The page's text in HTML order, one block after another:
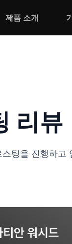
제품 소개
리뷰
팅을 진행하고